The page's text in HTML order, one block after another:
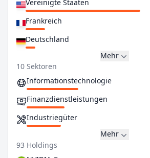
Vereinigte Staaten
Frankreich
Deutschland
Mehr
10 Sektoren
Informationstechnologie
Finanzdienstleistungen
Industriegüter
Mehr
93 Holdings